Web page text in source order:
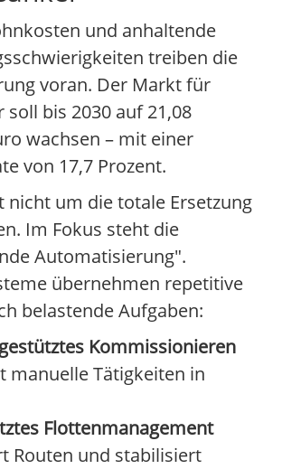
und anhaltende
treiben die
voran. Der Markt für
soll bis 2030 auf 21,08
wachsen – mit einer
von 17,7 Prozent.
nicht um die totale Ersetzung
Im Fokus steht die
Automatisierung".
übernehmen repetitive
belastende Aufgaben:
Kommissionieren
manuelle Tätigkeiten in
Flottenmanagement
Routen und stabilisiert